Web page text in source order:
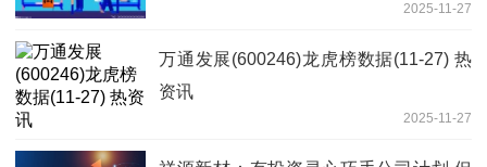
2025-11-27
万通发展(600246)龙虎榜数据(11-27) 热
资讯
2025-11-27